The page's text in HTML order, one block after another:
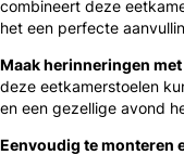
combineert deze
het een perfecte
Maak herinneringen
deze eetkamerstoelen
en een gezellige avond
Eenvoudig te monteren